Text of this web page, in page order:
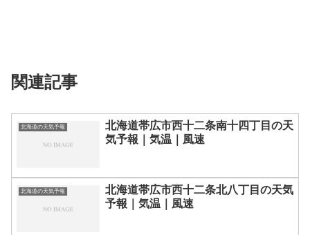
関連記事
北海道の天気予報
北海道帯広市西十二条南十四丁目の天
気予報｜気温｜風速
北海道の天気予報
北海道帯広市西十二条北八丁目の天気
予報｜気温｜風速